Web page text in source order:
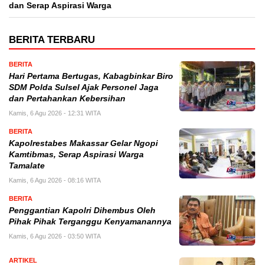
dan Serap Aspirasi Warga
BERITA TERBARU
BERITA
Hari Pertama Bertugas, Kabagbinkar Biro
SDM Polda Sulsel Ajak Personel Jaga
dan Pertahankan Kebersihan
Kamis, 6 Agu 2026 - 12:31 WITA
BERITA
Kapolrestabes Makassar Gelar Ngopi
Kamtibmas, Serap Aspirasi Warga
Tamalate
Kamis, 6 Agu 2026 - 08:16 WITA
BERITA
Penggantian Kapolri Dihembus Oleh
Pihak Pihak Terganggu Kenyamanannya
Kamis, 6 Agu 2026 - 03:50 WITA
ARTIKEL